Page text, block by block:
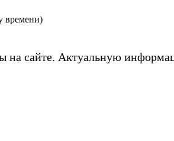
времени)
сайте. Актуальную